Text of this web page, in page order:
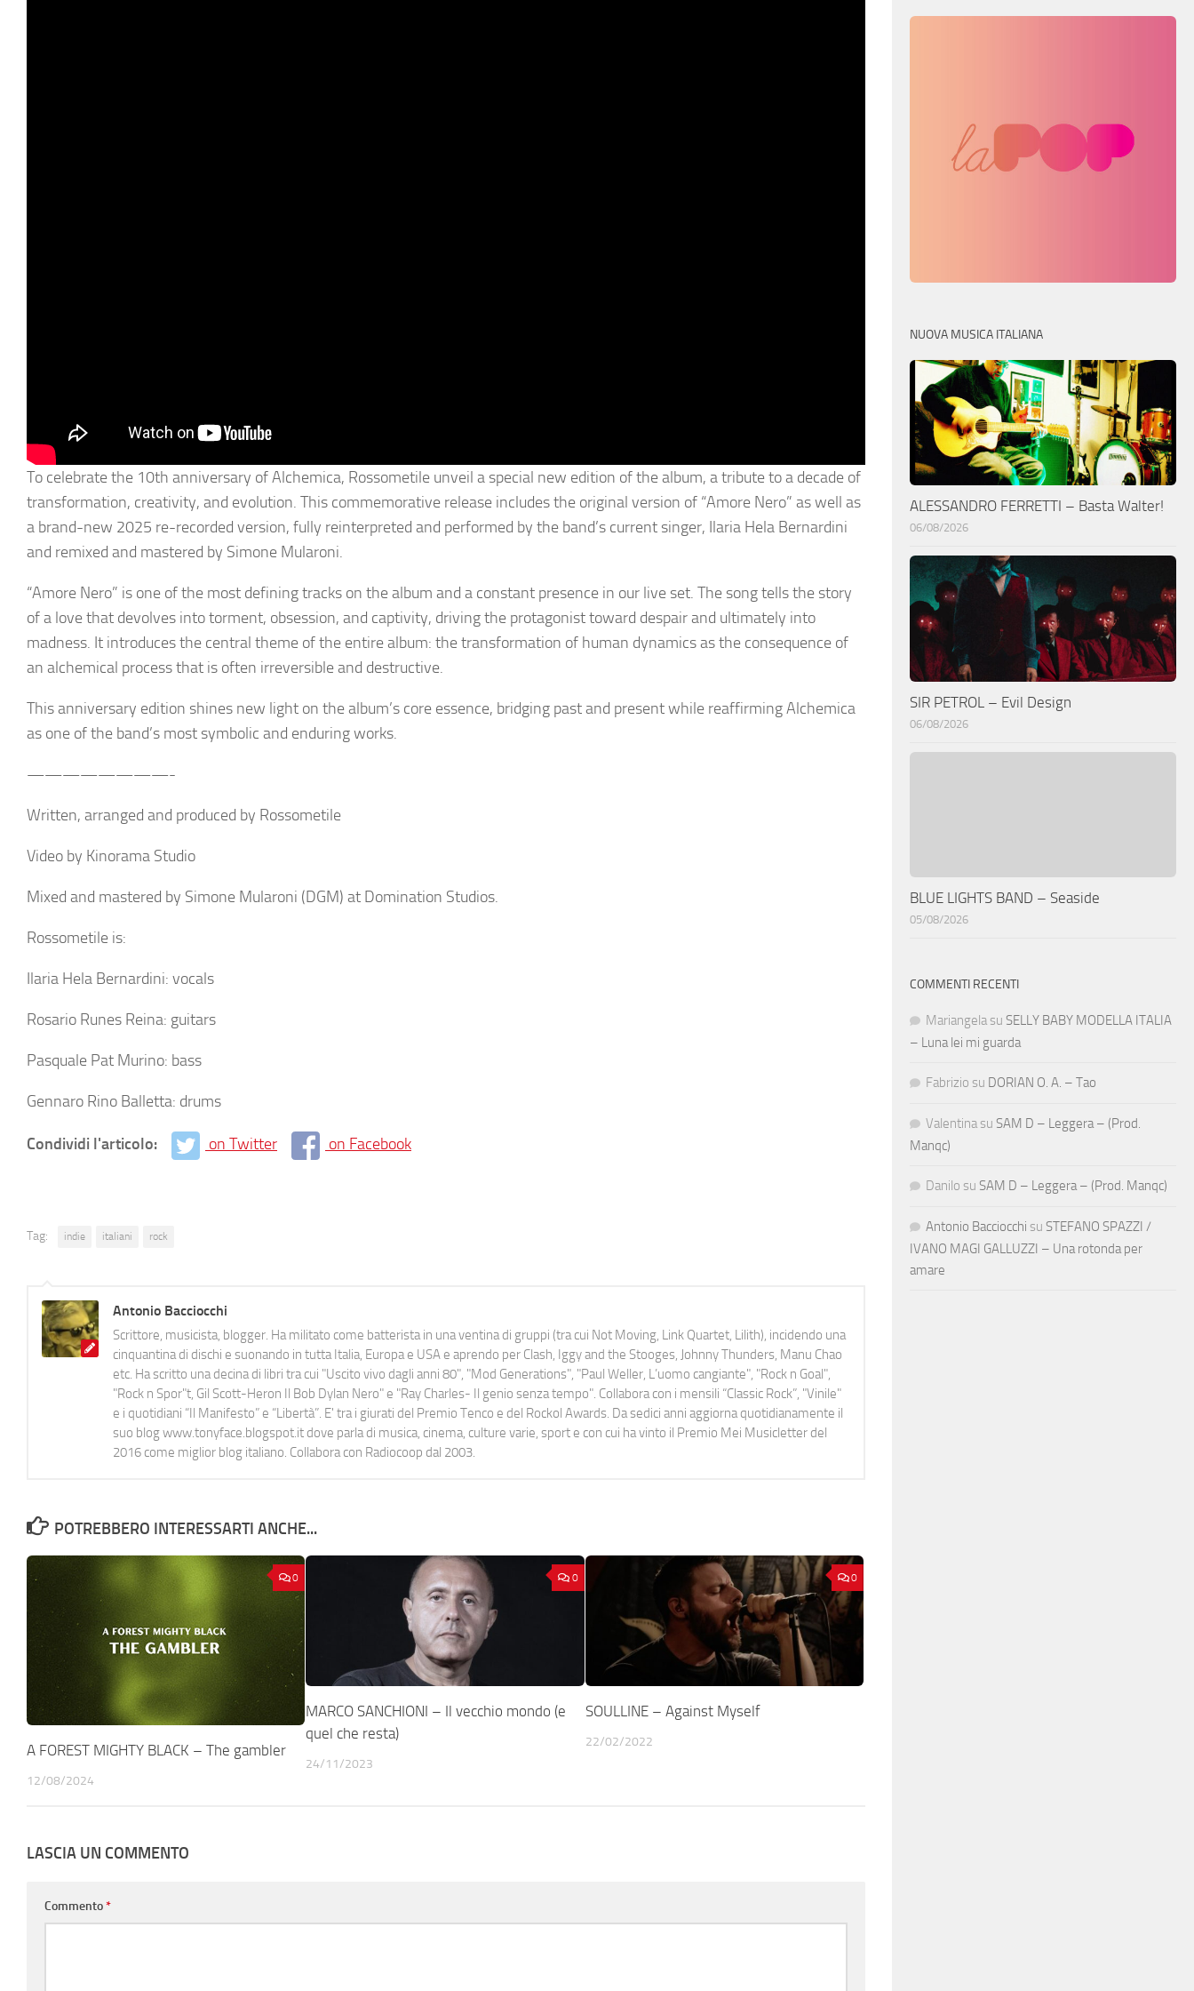
To celebrate the 10th anniversary of Alchemica, Rossometile unveil a special new edition of the album, a tribute to a decade of
transformation, creativity, and evolution. This commemorative release includes the original version of “Amore Nero” as well as
a brand-new 2025 re-recorded version, fully reinterpreted and performed by the band’s current singer, Ilaria Hela Bernardini
and remixed and mastered by Simone Mularoni.
“Amore Nero” is one of the most defining tracks on the album and a constant presence in our live set. The song tells the story
of a love that devolves into torment, obsession, and captivity, driving the protagonist toward despair and ultimately into
madness. It introduces the central theme of the entire album: the transformation of human dynamics as the consequence of
an alchemical process that is often irreversible and destructive.
This anniversary edition shines new light on the album’s core essence, bridging past and present while reaffirming Alchemica
as one of the band’s most symbolic and enduring works.
————————-
Written, arranged and produced by Rossometile
Video by Kinorama Studio
Mixed and mastered by Simone Mularoni (DGM) at Domination Studios.
Rossometile is:
Ilaria Hela Bernardini: vocals
Rosario Runes Reina: guitars
Pasquale Pat Murino: bass
Gennaro Rino Balletta: drums
Condividi l'articolo: on Twitter on Facebook
Tag: indie italiani rock
Antonio Bacciocchi
Scrittore, musicista, blogger. Ha militato come batterista in una ventina di gruppi (tra cui Not Moving, Link Quartet, Lilith), incidendo una
cinquantina di dischi e suonando in tutta Italia, Europa e USA e aprendo per Clash, Iggy and the Stooges, Johnny Thunders, Manu Chao
etc. Ha scritto una decina di libri tra cui "Uscito vivo dagli anni 80", "Mod Generations", "Paul Weller, L’uomo cangiante", "Rock n Goal",
"Rock n Spor"t, Gil Scott-Heron Il Bob Dylan Nero" e "Ray Charles- Il genio senza tempo". Collabora con i mensili “Classic Rock”, "Vinile"
e i quotidiani “Il Manifesto” e “Libertà”. E' tra i giurati del Premio Tenco e del Rockol Awards. Da sedici anni aggiorna quotidianamente il
suo blog www.tonyface.blogspot.it dove parla di musica, cinema, culture varie, sport e con cui ha vinto il Premio Mei Musicletter del
2016 come miglior blog italiano. Collabora con Radiocoop dal 2003.
POTREBBERO INTERESSARTI ANCHE...
0
A FOREST MIGHTY BLACK – The gambler
12/08/2024
0
MARCO SANCHIONI – Il vecchio mondo (e
quel che resta)
24/11/2023
0
SOULLINE – Against Myself
22/02/2022
LASCIA UN COMMENTO
Commento*
NUOVA MUSICA ITALIANA
ALESSANDRO FERRETTI – Basta Walter!
06/08/2026
SIR PETROL – Evil Design
06/08/2026
BLUE LIGHTS BAND – Seaside
05/08/2026
COMMENTI RECENTI
Mariangela su SELLY BABY MODELLA ITALIA
– Luna lei mi guarda
Fabrizio su DORIAN O. A. – Tao
Valentina su SAM D – Leggera – (Prod.
Manqc)
Danilo su SAM D – Leggera – (Prod. Manqc)
Antonio Bacciocchi su STEFANO SPAZZI /
IVANO MAGI GALLUZZI – Una rotonda per
amare